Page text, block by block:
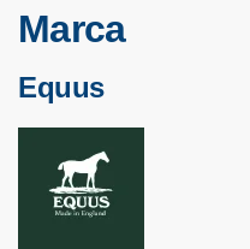
Marca
Equus